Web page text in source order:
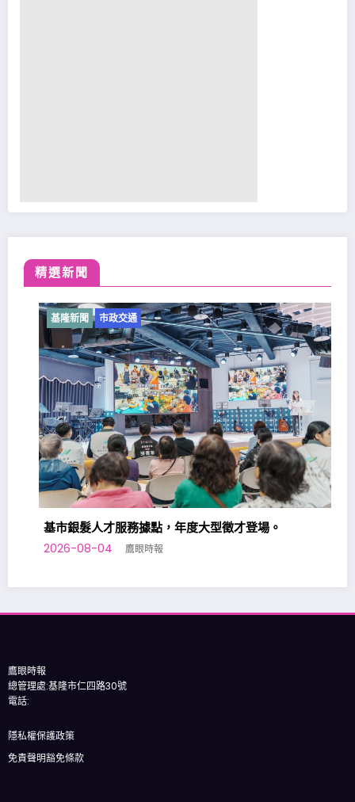
精選新聞
基隆新聞 市政交通
基市銀髮人才服務據點，年度大型徵才登場。
2026-08-04 鷹眼時報
鷹眼時報
總管理處:基隆市仁四路30號
電話:
隱私權保護政策
免責聲明豁免條款